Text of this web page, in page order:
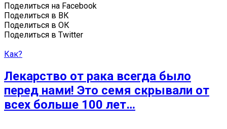
Поделиться на Facebook
Поделиться в ВК
Поделиться в ОК
Поделиться в Twitter
Как?
Лекарство от рака всегда было
перед нами! Это семя скрывали от
всех больше 100 лет…